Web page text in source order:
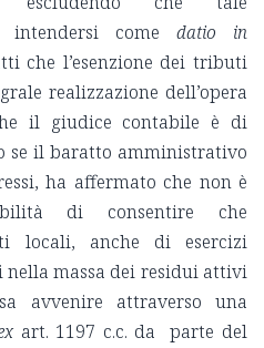
intendersi come datio in
che l’esenzione dei tributi
realizzazione dell’opera
il giudice contabile è di
se il baratto amministrativo
ha affermato che non è
di consentire che
locali, anche di esercizi
massa dei residui attivi
avvenire attraverso una
art. 1197 c.c. da parte del